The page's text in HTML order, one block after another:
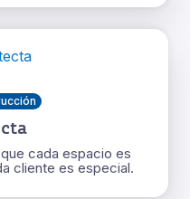
cada espacio es
cliente es especial.